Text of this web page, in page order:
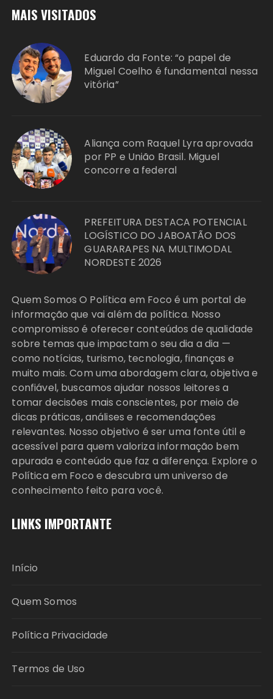
MAIS VISITADOS
Eduardo da Fonte: “o papel de
Miguel Coelho é fundamental nessa
vitória”
Aliança com Raquel Lyra aprovada
por PP e União Brasil. Miguel
concorre a federal
PREFEITURA DESTACA POTENCIAL
LOGÍSTICO DO JABOATÃO DOS
GUARARAPES NA MULTIMODAL
NORDESTE 2026
Quem Somos O Política em Foco é um portal de
informação que vai além da política. Nosso
compromisso é oferecer conteúdos de qualidade
sobre temas que impactam o seu dia a dia —
como notícias, turismo, tecnologia, finanças e
muito mais. Com uma abordagem clara, objetiva e
confiável, buscamos ajudar nossos leitores a
tomar decisões mais conscientes, por meio de
dicas práticas, análises e recomendações
relevantes. Nosso objetivo é ser uma fonte útil e
acessível para quem valoriza informação bem
apurada e conteúdo que faz a diferença. Explore o
Política em Foco e descubra um universo de
conhecimento feito para você.
LINKS IMPORTANTE
Início
Quem Somos
Política Privacidade
Termos de Uso